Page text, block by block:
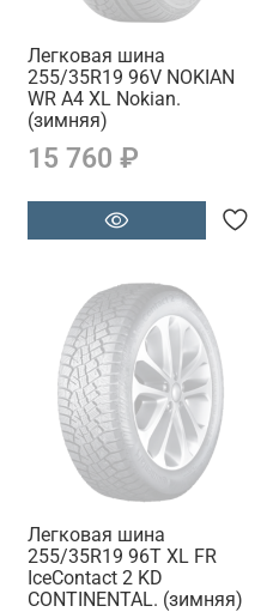
Легковая шина
255/35R19 96V NOKIAN
WR A4 XL Nokian.
(зимняя)
15 760 ₽
Легковая шина
255/35R19 96T XL FR
IceContact 2 KD
CONTINENTAL. (зимняя)